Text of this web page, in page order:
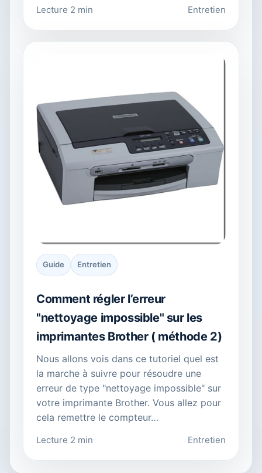
Lecture 2 min Entretien
Guide Entretien
Comment régler l’erreur
"nettoyage impossible" sur les
imprimantes Brother ( méthode 2)
Nous allons vois dans ce tutoriel quel est
la marche à suivre pour résoudre une
erreur de type "nettoyage impossible" sur
votre imprimante Brother. Vous allez pour
cela remettre le compteur…
Lecture 2 min Entretien